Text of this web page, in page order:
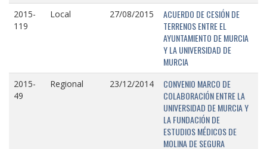
2015-
119
Local 27/08/2015
ACUERDO DE CESIÓN DE
TERRENOS ENTRE EL
AYUNTAMIENTO DE MURCIA
Y LA UNIVERSIDAD DE
MURCIA
2015-
49
Regional 23/12/2014
CONVENIO MARCO DE
COLABORACIÓN ENTRE LA
UNIVERSIDAD DE MURCIA Y
LA FUNDACIÓN DE
ESTUDIOS MÉDICOS DE
MOLINA DE SEGURA